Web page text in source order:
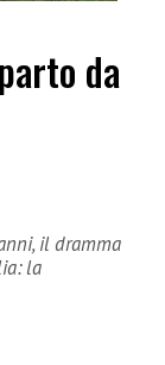
da
il dramma
la